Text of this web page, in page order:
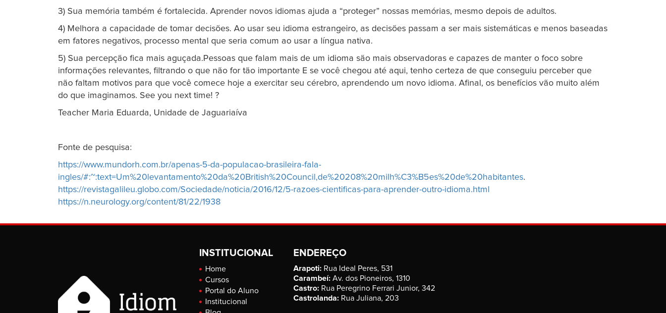
3) Sua memória também é fortalecida. Aprender novos idiomas ajuda a “proteger” nossas memórias, mesmo depois de adultos.
4) Melhora a capacidade de tomar decisões. Ao usar seu idioma estrangeiro, as decisões passam a ser mais sistemáticas e menos baseadas
em fatores negativos, processo mental que seria comum ao usar a língua nativa.
5) Sua percepção fica mais aguçada.Pessoas que falam mais de um idioma são mais observadoras e capazes de manter o foco sobre
informações relevantes, filtrando o que não for tão importante E se você chegou até aqui, tenho certeza de que conseguiu perceber que
não faltam motivos para que você comece hoje a exercitar seu cérebro, aprendendo um novo idioma. Afinal, os benefícios vão muito além
do que imaginamos. See you next time! ?
Teacher Maria Eduarda, Unidade de Jaguariaíva
Fonte de pesquisa:
https://www.mundorh.com.br/apenas-5-da-populacao-brasileira-fala-
ingles/#:~:text=Um%20levantamento%20da%20British%20Council,de%20208%20milh%C3%B5es%20de%20habitantes.
https://revistagalileu.globo.com/Sociedade/noticia/2016/12/5-razoes-cientificas-para-aprender-outro-idioma.html
https://n.neurology.org/content/81/22/1938
INSTITUCIONAL
Home
Cursos
Portal do Aluno
Institucional
ENDEREÇO
Arapoti: Rua Ideal Peres, 531
Carambeí: Av. dos Pioneiros, 1310
Castro: Rua Peregrino Ferrari Junior, 342
Castrolanda: Rua Juliana, 203